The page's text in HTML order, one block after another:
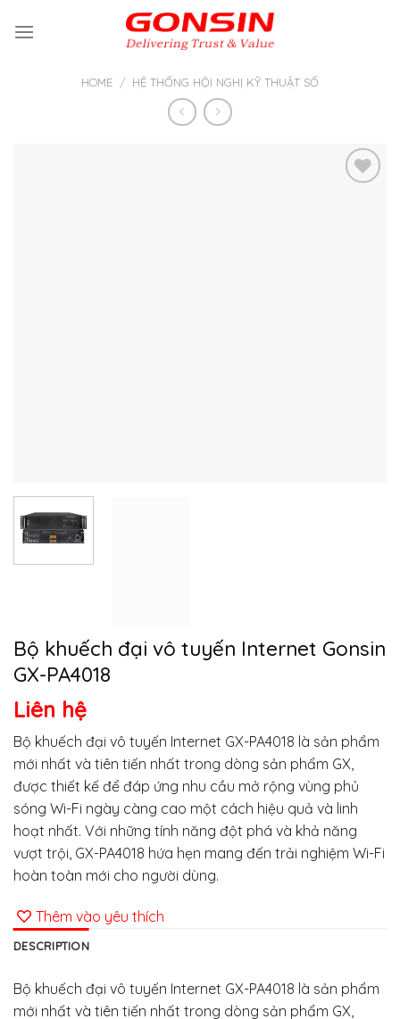
HOME / HỆ THỐNG HỘI NGHỊ KỸ THUẬT SỐ
Bộ khuếch đại vô tuyến Internet Gonsin
GX-PA4018
Liên hệ
Bộ khuếch đại vô tuyến Internet GX-PA4018 là sản phẩm
mới nhất và tiên tiến nhất trong dòng sản phẩm GX,
được thiết kế để đáp ứng nhu cầu mở rộng vùng phủ
sóng Wi-Fi ngày càng cao một cách hiệu quả và linh
hoạt nhất. Với những tính năng đột phá và khả năng
vượt trội, GX-PA4018 hứa hẹn mang đến trải nghiệm Wi-Fi
hoàn toàn mới cho người dùng.
Thêm vào yêu thích
DESCRIPTION
Bộ khuếch đại vô tuyến Internet GX-PA4018 là sản phẩm
mới nhất và tiên tiến nhất trong dòng sản phẩm GX,